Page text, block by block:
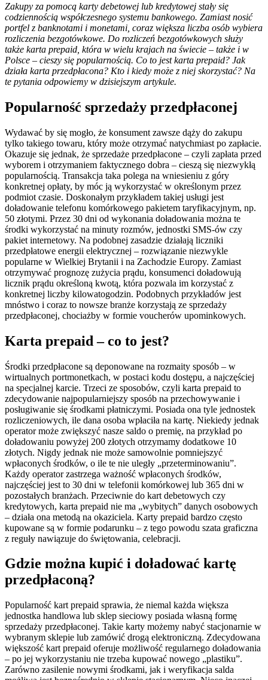
Zakupy za pomocą karty debetowej lub kredytowej stały się
codziennością współczesnego systemu bankowego. Zamiast nosić
portfel z banknotami i monetami, coraz większa liczba osób wybiera
rozliczenia bezgotówkowe. Do rozliczeń bezgotówkowych służy
także karta prepaid, która w wielu krajach na świecie – także i w
Polsce – cieszy się popularnością. Co to jest karta prepaid? Jak
działa karta przedpłacona? Kto i kiedy może z niej skorzystać? Na
te pytania odpowiemy w dzisiejszym artykule.
Popularność sprzedaży przedpłaconej
Wydawać by się mogło, że konsument zawsze dąży do zakupu
tylko takiego towaru, który może otrzymać natychmiast po zapłacie.
Okazuje się jednak, że sprzedaże przedpłacone – czyli zapłata przed
wyborem i otrzymaniem faktycznego dobra – cieszą się niezwykłą
popularnością. Transakcja taka polega na wniesieniu z góry
konkretnej opłaty, by móc ją wykorzystać w określonym przez
podmiot czasie. Doskonałym przykładem takiej usługi jest
doładowanie telefonu komórkowego pakietem taryfikacyjnym, np.
50 złotymi. Przez 30 dni od wykonania doładowania można te
środki wykorzystać na minuty rozmów, jednostki SMS-ów czy
pakiet internetowy. Na podobnej zasadzie działają liczniki
przedpłatowe energii elektrycznej – rozwiązanie niezwykle
popularne w Wielkiej Brytanii i na Zachodzie Europy. Zamiast
otrzymywać prognozę zużycia prądu, konsumenci doładowują
licznik prądu określoną kwotą, która pozwala im korzystać z
konkretnej liczby kilowatogodzin. Podobnych przykładów jest
mnóstwo i coraz to nowsze branże korzystają ze sprzedaży
przedpłaconej, chociażby w formie voucherów upominkowych.
Karta prepaid – co to jest?
Środki przedpłacone są deponowane na rozmaity sposób – w
wirtualnych portmonetkach, w postaci kodu dostępu, a najczęściej
na specjalnej karcie. Trzeci ze sposobów, czyli karta prepaid to
zdecydowanie najpopularniejszy sposób na przechowywanie i
posługiwanie się środkami płatniczymi. Posiada ona tyle jednostek
rozliczeniowych, ile dana osoba wpłaciła na kartę. Niekiedy jednak
operator może zwiększyć nasze saldo o premię, na przykład po
doładowaniu powyżej 200 złotych otrzymamy dodatkowe 10
złotych. Nigdy jednak nie może samowolnie pomniejszyć
wpłaconych środków, o ile te nie uległy „przeterminowaniu”.
Każdy operator zastrzega ważność wpłaconych środków,
najczęściej jest to 30 dni w telefonii komórkowej lub 365 dni w
pozostałych branżach. Przeciwnie do kart debetowych czy
kredytowych, karta prepaid nie ma „wybitych” danych osobowych
– działa ona metodą na okaziciela. Karty prepaid bardzo często
kupowane są w formie podarunku – z tego powodu szata graficzna
z reguły nawiązuje do świętowania, celebracji.
Gdzie można kupić i doładować kartę
przedpłaconą?
Popularność kart prepaid sprawia, że niemal każda większa
jednostka handlowa lub sklep sieciowy posiada własną formę
sprzedaży przedpłaconej. Takie karty możemy nabyć stacjonarnie w
wybranym sklepie lub zamówić drogą elektroniczną. Zdecydowana
większość kart prepaid oferuje możliwość regularnego doładowania
– po jej wykorzystaniu nie trzeba kupować nowego „plastiku”.
Zarówno zasilenie nowymi środkami, jak i weryfikacja salda